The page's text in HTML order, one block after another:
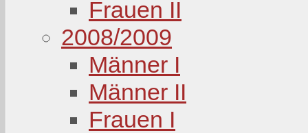
Frauen II
2008/2009
Männer I
Männer II
Frauen I